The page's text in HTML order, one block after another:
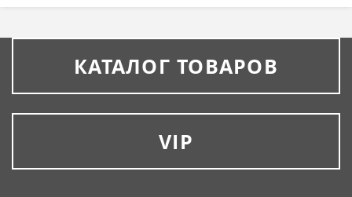
КАТАЛОГ ТОВАРОВ
VIP